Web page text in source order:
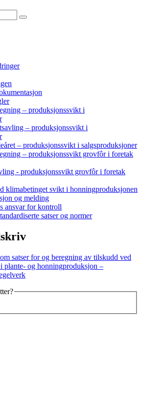
– produksjonssvikt i
– produksjonssvikt i
– produksjonssvikt i salgsproduksjoner
– produksjonssvikt grovfôr i foretak
- produksjonssvikt grovfôr i foretak
klimabetinget svikt i honningproduksjonen
og melding
ansvar for kontroll
satser og normer
satser for og beregning av tilskudd ved
plante- og honningproduksjon –